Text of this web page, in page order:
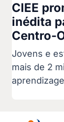
CIEE
inédita
Centro-
Jovens e
mais de 2